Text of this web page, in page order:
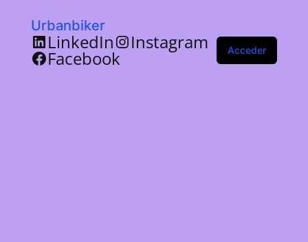
Urbanbiker
LinkedIn Instagram
Facebook Acceder